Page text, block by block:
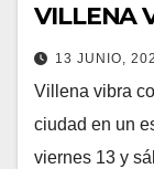
VILLENA
13 JUNIO,
Villena vibra
ciudad en un
viernes 13 y